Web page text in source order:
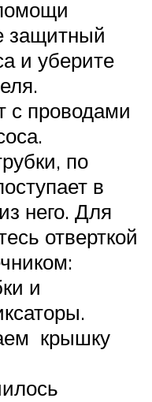
защитный
и уберите
с проводами
по
в
него. Для
отверткой
и
крышку